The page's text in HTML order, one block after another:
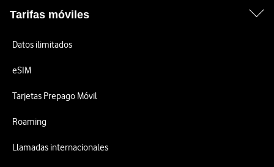
Tarifas móviles
Datos ilimitados
eSIM
Tarjetas Prepago Móvil
Roaming
Llamadas internacionales